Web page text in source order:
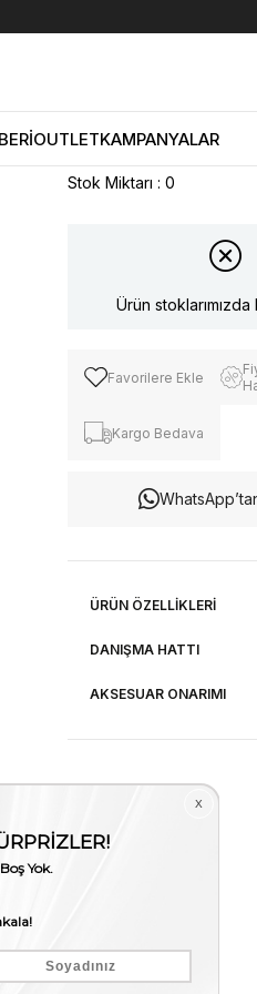
OUTLETKAMPANYALAR
< <
Guess Kadın Omuz
Stok Miktarı : 0
Ürün stoklarımızda
Favorilere Ekle
Kargo Bedava
ÜRÜN ÖZELLIKLERI
DANIŞMA HATTI
AKSESUAR ONARIMI